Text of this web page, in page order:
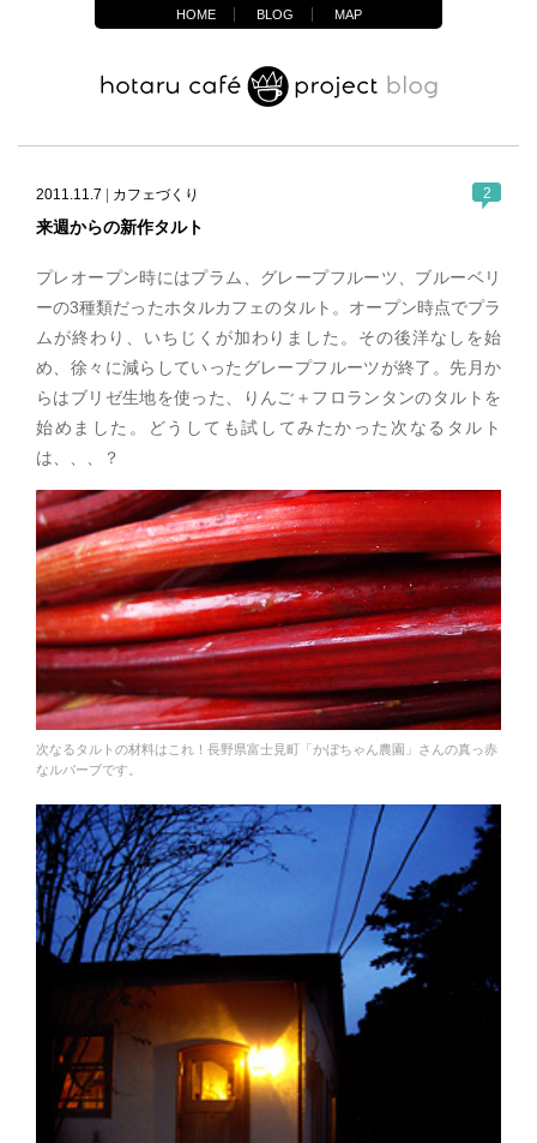
2011.11.7 カフェづくり 2
来週からの新作タルト
プレオープン時にはプラム、グレープフルーツ、ブルーベリ
ーの3種類だったホタルカフェのタルト。オープン時点でプラ
ムが終わり、いちじくが加わりました。その後洋なしを始
め、徐々に減らしていったグレープフルーツが終了。先月か
らはブリゼ生地を使った、りんご＋フロランタンのタルトを
始めました。どうしても試してみたかった次なるタルト
は、、、？
次なるタルトの材料はこれ！長野県富士見町「かぼちゃん農園」さんの真っ赤
なルバーブです。
HOME BLOG MAP